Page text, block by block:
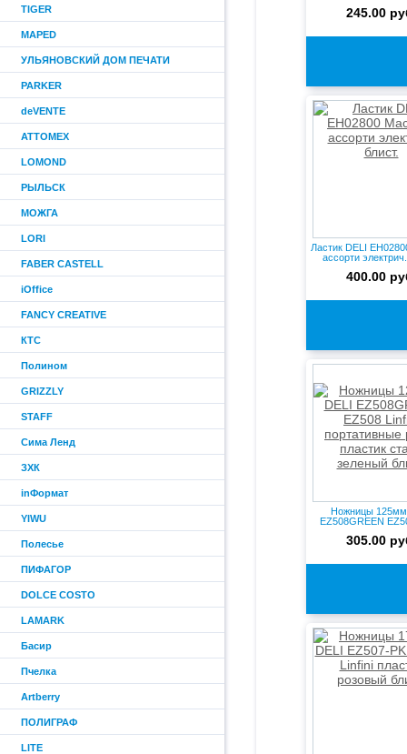
TIGER
MAPED
УЛЬЯНОВСКИЙ ДОМ ПЕЧАТИ
PARKER
deVENTE
ATTOMEX
LOMOND
РЫЛЬСК
МОЖГА
LORI
FABER CASTELL
iOffice
FANCY CREATIVE
КТС
Полином
GRIZZLY
STAFF
Сима Ленд
ЗХК
inФормат
YIWU
Полесье
ПИФАГОР
DOLCE COSTO
LAMARK
Басир
Пчелка
Artberry
ПОЛИГРАФ
LITE
245.00
Ластик DELI
ассорти
400.00
Ножницы 125мм
EZ508GREEN
305.00